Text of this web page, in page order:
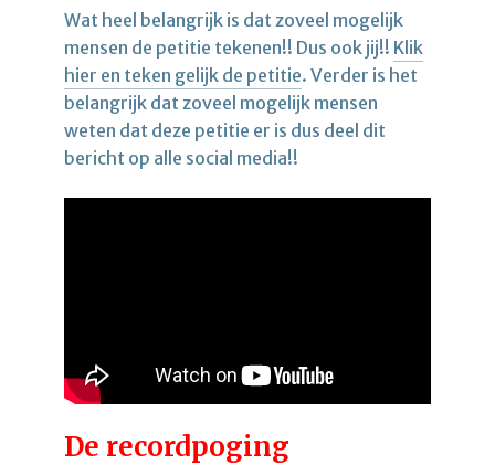
Wat heel belangrijk is dat zoveel mogelijk
mensen de petitie tekenen!! Dus ook jij!! Klik
hier en teken gelijk de petitie. Verder is het
belangrijk dat zoveel mogelijk mensen
weten dat deze petitie er is dus deel dit
bericht op alle social media!!
De recordpoging